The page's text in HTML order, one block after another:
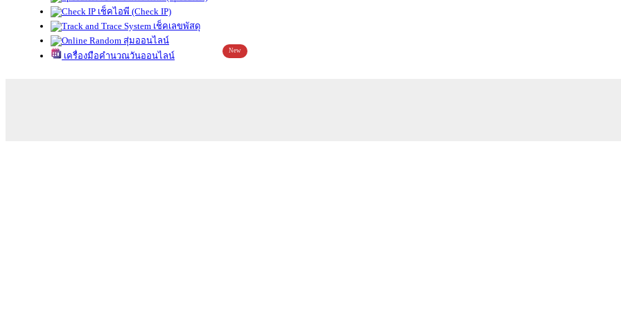
เช็คไอพี (Check IP)
เช็คเลขพัสดุ
สุ่มออนไลน์
เครื่องมือคำนวณวันออนไลน์
New